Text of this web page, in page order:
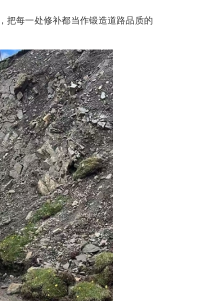
每一处修补都当作锻造道路品质的